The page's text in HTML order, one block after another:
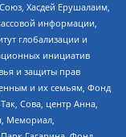
Хасдей Ерушалаим,
информации,
глобализации и
инициатив
и защиты прав
и их семьям, Фонд
Сова, центр Анна,
Мемориал,